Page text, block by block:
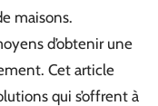
maisons.
d’obtenir une
Cet article
qui s’offrent à